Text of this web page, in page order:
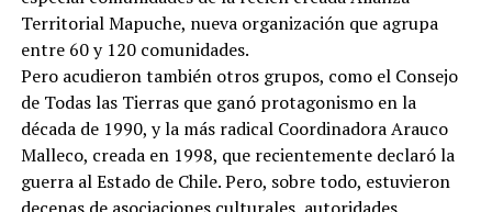
Territorial Mapuche, nueva organización que agrupa
entre 60 y 120 comunidades.
Pero acudieron también otros grupos, como el Consejo
de Todas las Tierras que ganó protagonismo en la
década de 1990, y la más radical Coordinadora Arauco
Malleco, creada en 1998, que recientemente declaró la
guerra al Estado de Chile. Pero, sobre todo, estuvieron